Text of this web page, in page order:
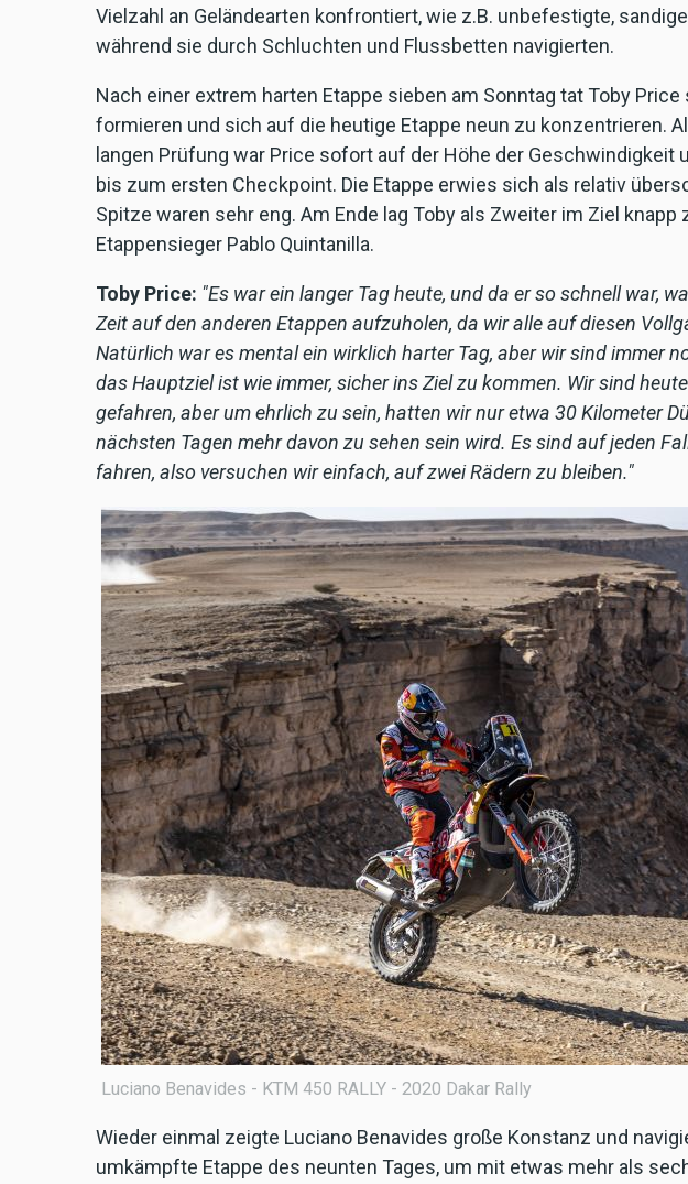
Vielzahl an Geländearten konfrontiert, wie z.B. unbefestigte,
während sie durch Schluchten und Flussbetten navigierten.
Nach einer extrem harten Etappe sieben am Sonntag tat Toby
formieren und sich auf die heutige Etappe neun zu konzentrieren.
langen Prüfung war Price sofort auf der Höhe der
bis zum ersten Checkpoint. Die Etappe erwies sich als relativ
Spitze waren sehr eng. Am Ende lag Toby als Zweiter im Ziel
Etappensieger Pablo Quintanilla.
Toby Price: "Es war ein langer Tag heute, und da er so schnell war,
Zeit auf den anderen Etappen aufzuholen, da wir alle auf diesen
Natürlich war es mental ein wirklich harter Tag, aber wir sind immer
das Hauptziel ist wie immer, sicher ins Ziel zu kommen. Wir sind
gefahren, aber um ehrlich zu sein, hatten wir nur etwa 30 Kilometer
nächsten Tagen mehr davon zu sehen sein wird. Es sind auf jeden
fahren, also versuchen wir einfach, auf zwei Rädern zu bleiben."
Luciano Benavides - KTM 450 RALLY - 2020 Dakar Rally
Wieder einmal zeigte Luciano Benavides große Konstanz und
umkämpfte Etappe des neunten Tages, um mit etwas mehr als